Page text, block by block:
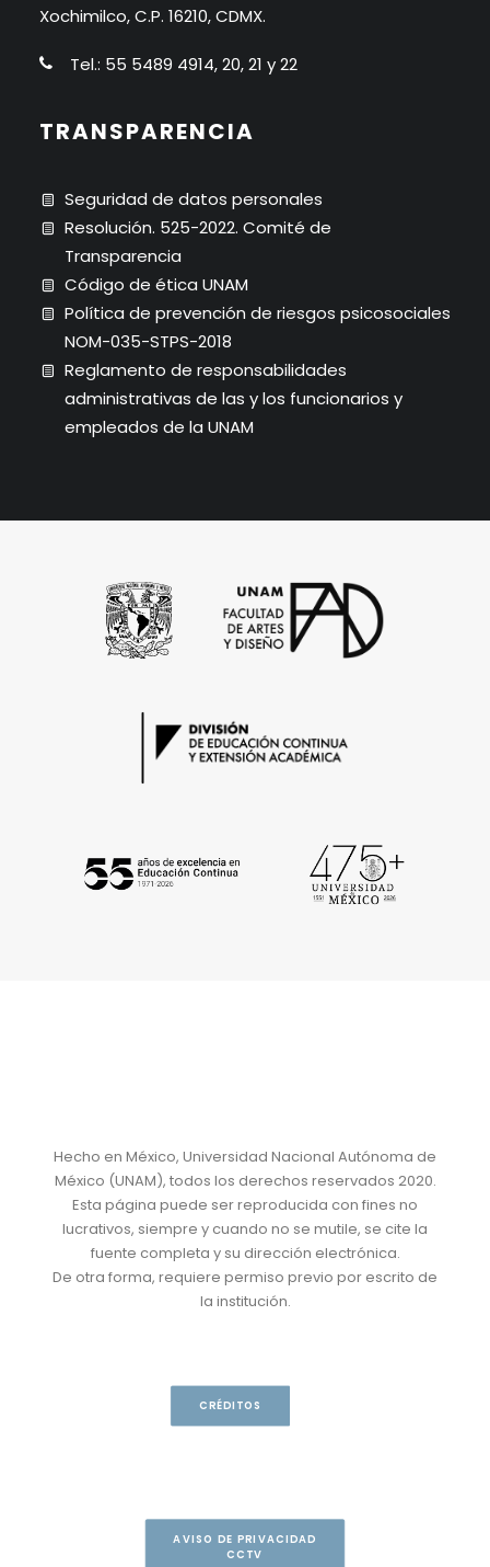
Xochimilco, C.P. 16210, CDMX.
Tel.: 55 5489 4914, 20, 21 y 22
TRANSPARENCIA
Seguridad de datos personales
Resolución. 525-2022. Comité de
Transparencia
Código de ética UNAM
Política de prevención de riesgos psicosociales
NOM-035-STPS-2018
Reglamento de responsabilidades
administrativas de las y los funcionarios y
empleados de la UNAM
Hecho en México, Universidad Nacional Autónoma de
México (UNAM), todos los derechos reservados 2020.
Esta página puede ser reproducida con fines no
lucrativos, siempre y cuando no se mutile, se cite la
fuente completa y su dirección electrónica.
De otra forma, requiere permiso previo por escrito de
la institución.
CRÉDITOS
AVISO DE PRIVACIDAD
CCTV